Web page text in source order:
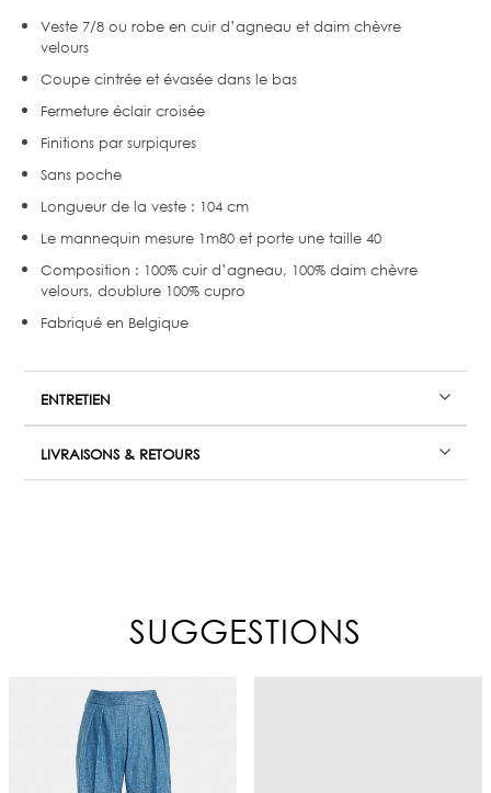
Veste 7/8 ou robe en cuir d’agneau et daim chèvre
velours
Coupe cintrée et évasée dans le bas
Fermeture éclair croisée
Finitions par surpiqures
Sans poche
Longueur de la veste : 104 cm
Le mannequin mesure 1m80 et porte une taille 40
Composition : 100% cuir d’agneau, 100% daim chèvre
velours, doublure 100% cupro
Fabriqué en Belgique
ENTRETIEN
LIVRAISONS & RETOURS
SUGGESTIONS